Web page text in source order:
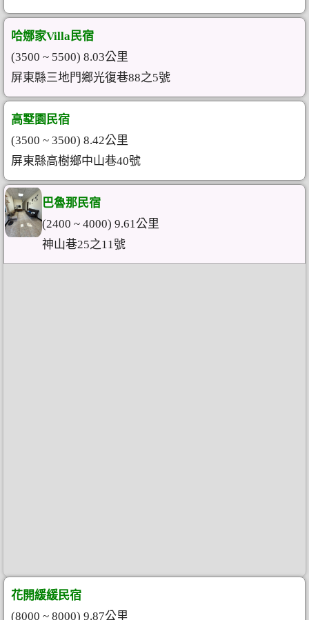
哈娜家Villa民宿
(3500 ~ 5500) 8.03公里
屏東縣三地門鄉光復巷88之5號
高墅園民宿
(3500 ~ 3500) 8.42公里
屏東縣高樹鄉中山巷40號
巴魯那民宿
(2400 ~ 4000) 9.61公里
神山巷25之11號
花開緩緩民宿
(8000 ~ 8000) 9.87公里